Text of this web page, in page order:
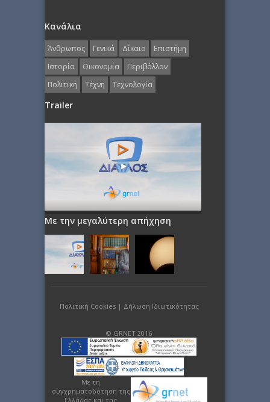
Κανάλια
Άνθρωπος Γενικά Δίκαιο
Επιστήμη
Ιστορία
Οικονομία
Περιβάλλον
Πολιτική
Τέχνη Τεχνολογία
Trailer
Με την μεγαλύτερη απήχηση
Πολιτική Cookies| Δήλωση Ιδιωτικότητας
© GRNET 2016
Με τη
συγχρηματοδότηση της
Ελλάδας και της